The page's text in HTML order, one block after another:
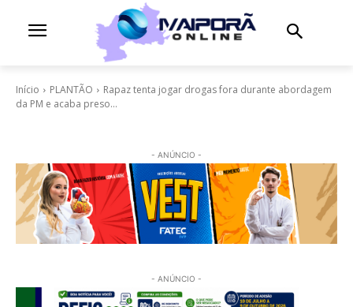
Início PLANTÃO
Rapaz tenta jogar drogas fora durante abordagem
da PM e acaba preso...
- ANÚNCIO -
- ANÚNCIO -